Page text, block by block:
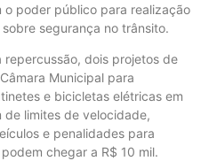
o poder público para realização
segurança no trânsito.
repercussão, dois projetos de
Municipal para
e bicicletas elétricas em
limites de velocidade,
e penalidades para
chegar a R$ 10 mil.